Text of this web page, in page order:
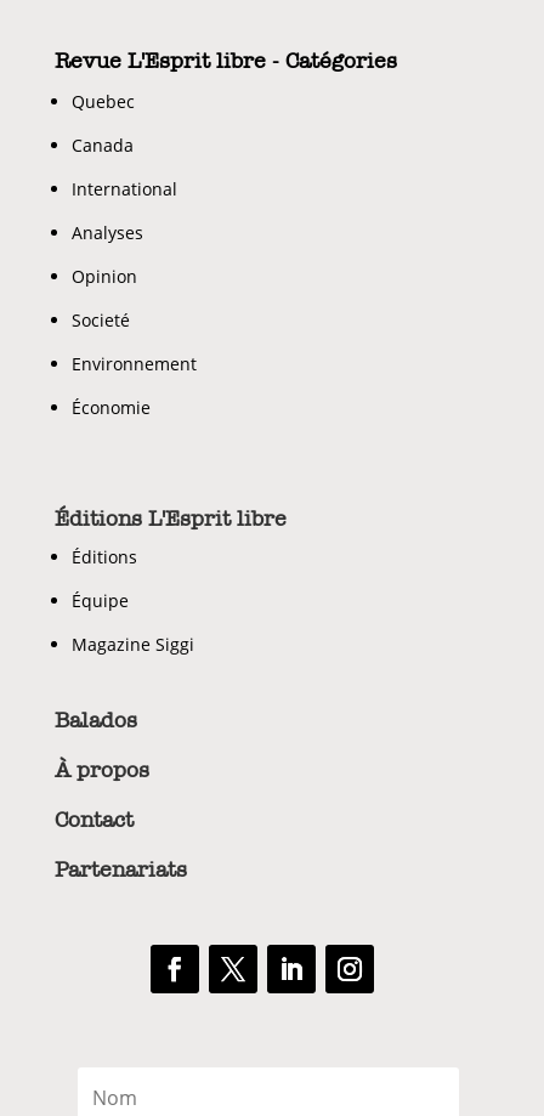
Revue L'Esprit libre - Catégories
Quebec
Canada
International
Analyses
Opinion
Societé
Environnement
Économie
Éditions L'Esprit libre
Éditions
Équipe
Magazine Siggi
Balados
À propos
Contact
Partenariats